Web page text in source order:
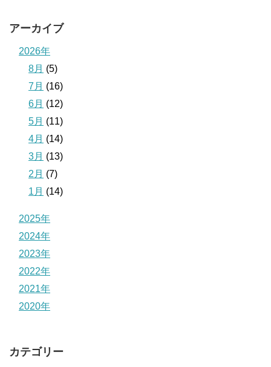
アーカイブ
2026年
8月 (5)
7月 (16)
6月 (12)
5月 (11)
4月 (14)
3月 (13)
2月 (7)
1月 (14)
2025年
2024年
2023年
2022年
2021年
2020年
カテゴリー